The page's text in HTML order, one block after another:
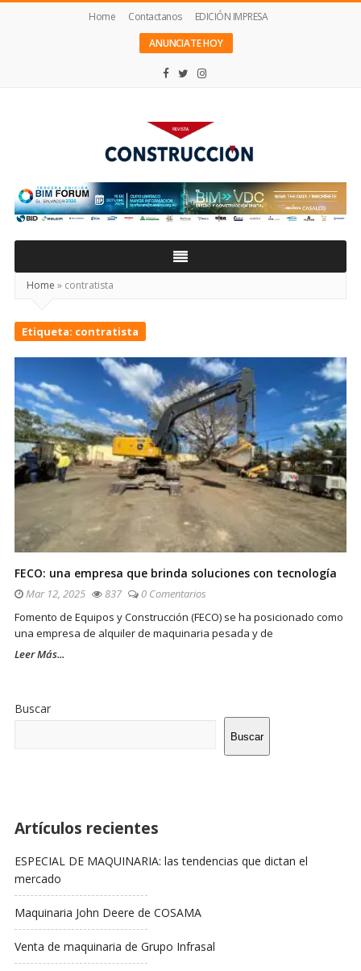
Home Contactanos
EDICIÓN IMPRESA
ANUNCIATE HOY
Construcción
Home » contratista
Etiqueta: contratista
FECO: una empresa que brinda soluciones con tecnología
Mar 12, 2025 837
0 Comentarios
Fomento de Equipos y Construcción (FECO) se ha posicionado como
una empresa de alquiler de maquinaria pesada y de
Leer Más...
De
La
Lateral
Buscar
Buscar
Artículos recientes
ESPECIAL DE MAQUINARIA: las tendencias que dictan el
mercado
Maquinaria John Deere de COSAMA
Venta de maquinaria de Grupo Infrasal